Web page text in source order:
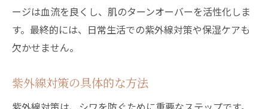
エステで肌の革命！台東区でのシワ撃退とリラ
クゼーションの行方
肌の革命を起こすためのエステ
リラクゼーションを超えたエステ体験
ージは血流を良くし、肌のターンオーバーを活性化しま
す。最終的には、日常生活での紫外線対策や保湿ケアも
欠かせません。
紫外線対策の具体的な方法